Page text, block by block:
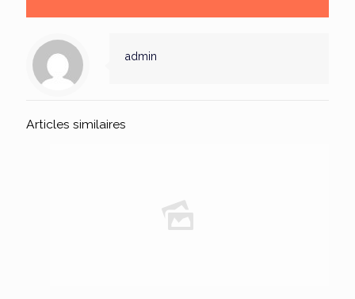
admin
Articles similaires